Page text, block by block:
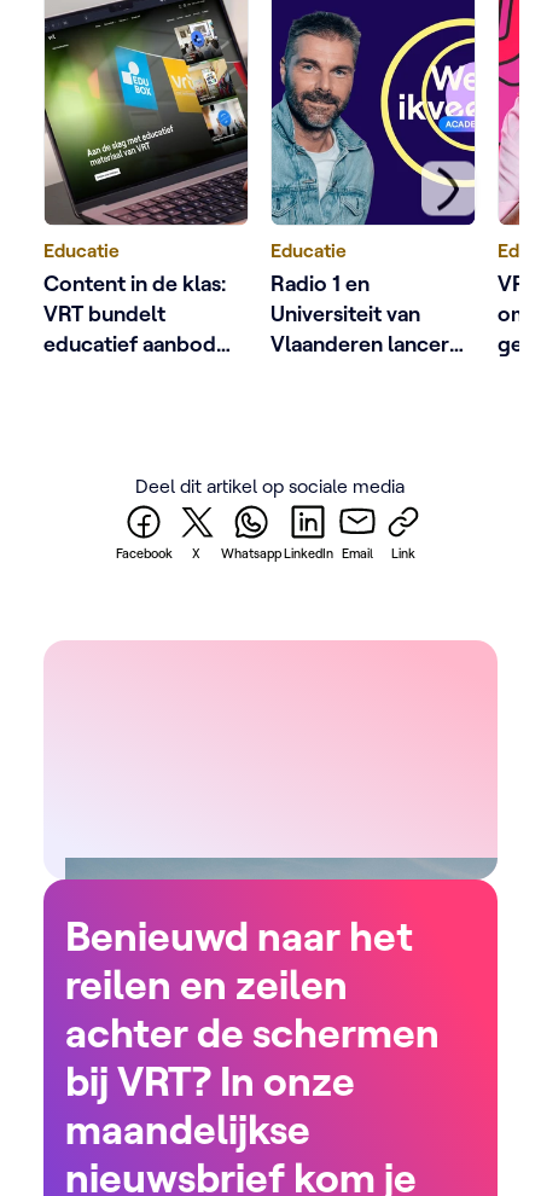
Educatie
Content in de klas:
VRT bundelt
educatief aanbod
Educatie
Radio 1 en
Universiteit van
Vlaanderen lanceren
nieuwsgierigheid
om
Deel dit artikel op sociale media
Facebook X WhatsappLinkedIn Email Link
Benieuwd naar het
reilen en zeilen
achter de schermen
bij VRT? In onze
maandelijkse
nieuwsbrief kom je